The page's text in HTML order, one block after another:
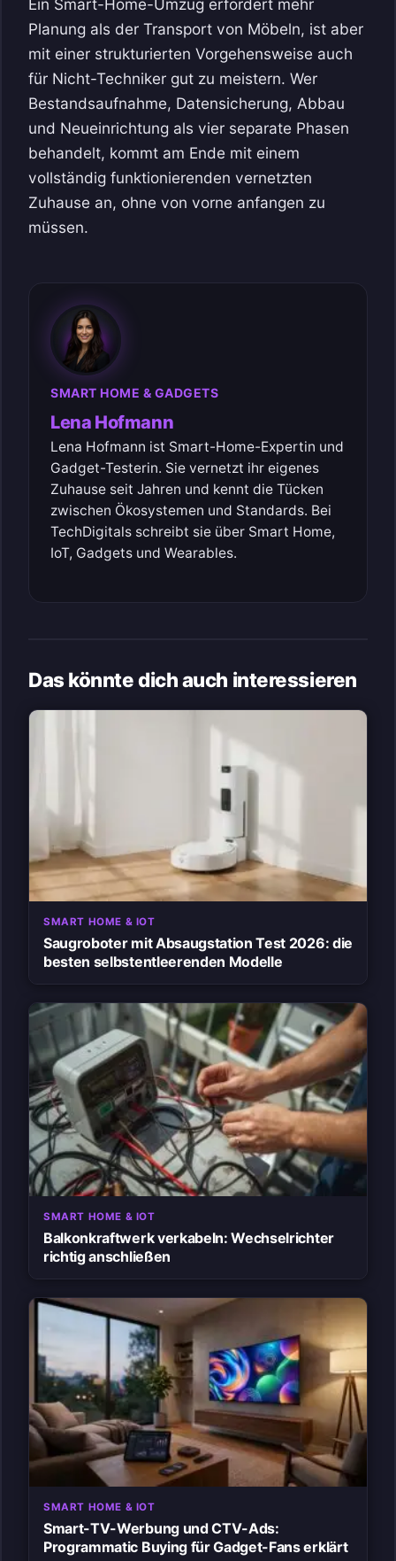
Ein Smart-Home-Umzug erfordert mehr
Planung als der Transport von Möbeln, ist aber
mit einer strukturierten Vorgehensweise auch
für Nicht-Techniker gut zu meistern. Wer
Bestandsaufnahme, Datensicherung, Abbau
und Neueinrichtung als vier separate Phasen
behandelt, kommt am Ende mit einem
vollständig funktionierenden vernetzten
Zuhause an, ohne von vorne anfangen zu
müssen.
SMART HOME & GADGETS
Lena Hofmann
Lena Hofmann ist Smart-Home-Expertin und
Gadget-Testerin. Sie vernetzt ihr eigenes
Zuhause seit Jahren und kennt die Tücken
zwischen Ökosystemen und Standards. Bei
TechDigitals schreibt sie über Smart Home,
IoT, Gadgets und Wearables.
Das könnte dich auch interessieren
SMART HOME & IOT
Saugroboter mit Absaugstation Test 2026: die
besten selbstentleerenden Modelle
SMART HOME & IOT
Balkonkraftwerk verkabeln: Wechselrichter
richtig anschließen
SMART HOME & IOT
Smart-TV-Werbung und CTV-Ads:
Programmatic Buying für Gadget-Fans erklärt